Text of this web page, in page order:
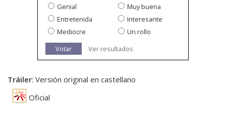
Genial
Muy buena
Entretenida
Interesante
Mediocre
Un rollo
Votar
Ver resultados
Tráiler: Versión original en castellano
Oficial